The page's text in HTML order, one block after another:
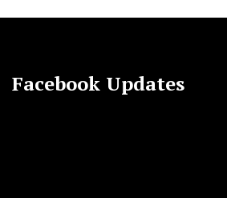
Facebook Updates